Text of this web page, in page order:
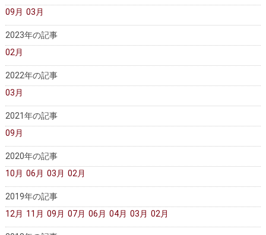
遠方から来院される方は？ 外来予約について
セカンドオピニオン
正しい病院の選び方 アクセス
お問い合わせ
外来予約をされた方へ
採用・医療関係の方へ
私どもの特色
手術概要 ご紹介いただく場合
09月 03月
2023年の記事
02月
2022年の記事
03月
2021年の記事
09月
2020年の記事
10月 06月 03月 02月
2019年の記事
12月 11月 09月 07月 06月 04月 03月 02月